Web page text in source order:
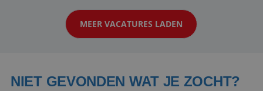
klanten te overtuigen om die droomreis te
boeken! ...
MEER VACATURES LADEN
NIET GEVONDEN WAT JE ZOCHT?